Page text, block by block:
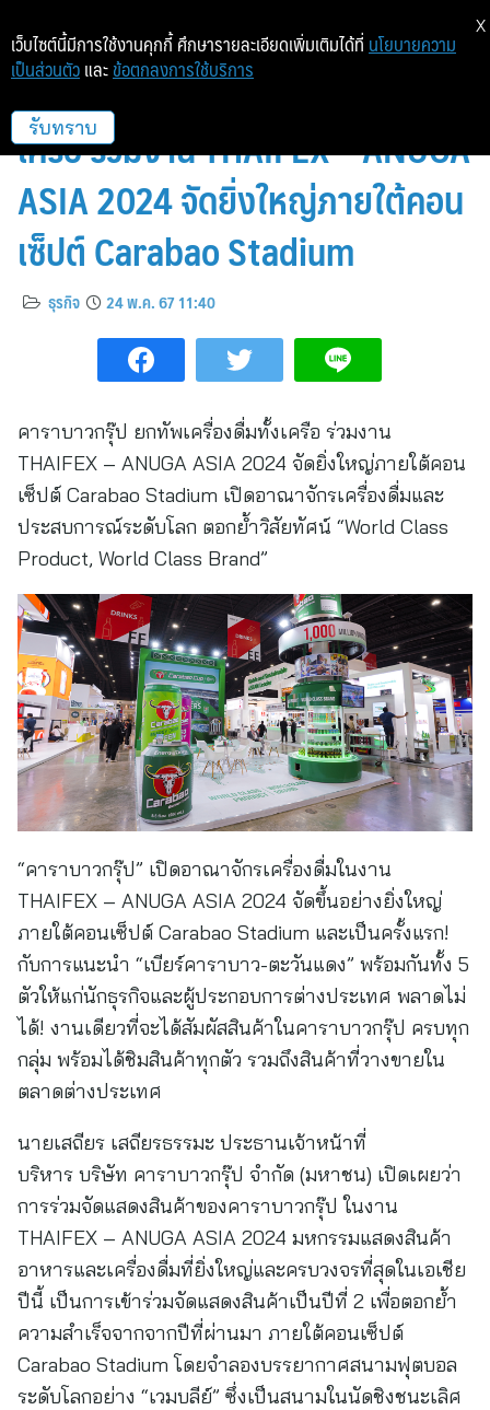
คาราบาวกรุ๊ป ยกทัพเครื่องดื่มทั้ง
เครือ ร่วมงาน THAIFEX – ANUGA
ASIA 2024 จัดยิ่งใหญ่ภายใต้คอน
เซ็ปต์ Carabao Stadium
ธุรกิจ 24 พ.ค. 67 11:40
คาราบาวกรุ๊ป ยกทัพเครื่องดื่มทั้งเครือ ร่วมงาน
THAIFEX – ANUGA ASIA 2024 จัดยิ่งใหญ่ภายใต้คอน
เซ็ปต์ Carabao Stadium เปิดอาณาจักรเครื่องดื่มและ
ประสบการณ์ระดับโลก ตอกย้ำวิสัยทัศน์ “World Class
Product, World Class Brand”
“คาราบาวกรุ๊ป” เปิดอาณาจักรเครื่องดื่มในงาน
THAIFEX – ANUGA ASIA 2024 จัดขึ้นอย่างยิ่งใหญ่
ภายใต้คอนเซ็ปต์ Carabao Stadium และเป็นครั้งแรก!
กับการแนะนำ “เบียร์คาราบาว-ตะวันแดง” พร้อมกันทั้ง 5
ตัวให้แก่นักธุรกิจและผู้ประกอบการต่างประเทศ พลาดไม่
ได้! งานเดียวที่จะได้สัมผัสสินค้าในคาราบาวกรุ๊ป ครบทุก
กลุ่ม พร้อมได้ชิมสินค้าทุกตัว รวมถึงสินค้าที่วางขายใน
ตลาดต่างประเทศ
นายเสถียร เสถียรธรรมะ ประธานเจ้าหน้าที่
บริหาร บริษัท คาราบาวกรุ๊ป จำกัด (มหาชน) เปิดเผยว่า
การร่วมจัดแสดงสินค้าของคาราบาวกรุ๊ป ในงาน
THAIFEX – ANUGA ASIA 2024 มหกรรมแสดงสินค้า
อาหารและเครื่องดื่มที่ยิ่งใหญ่และครบวงจรที่สุดในเอเชีย
ปีนี้ เป็นการเข้าร่วมจัดแสดงสินค้าเป็นปีที่ 2 เพื่อตอกย้ำ
ความสำเร็จจากจากปีที่ผ่านมา ภายใต้คอนเซ็ปต์
Carabao Stadium โดยจำลองบรรยากาศสนามฟุตบอล
ระดับโลกอย่าง “เวมบลีย์” ซึ่งเป็นสนามในนัดชิงชนะเลิศ
เว็บไซต์นี้มีการใช้งานคุกกี้ ศึกษารายละเอียดเพิ่มเติมได้ที่ นโยบายความ
เป็นส่วนตัว และ ข้อตกลงการใช้บริการ
รับทราบ
X